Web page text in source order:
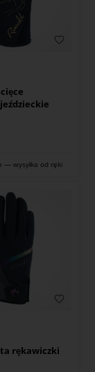
— wysyłka od ręki
rękawiczki